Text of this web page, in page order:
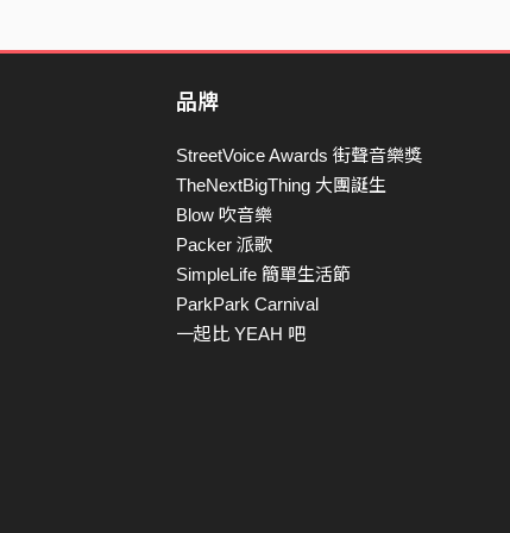
品牌
StreetVoice Awards 街聲音樂獎
TheNextBigThing 大團誕生
Blow 吹音樂
Packer 派歌
SimpleLife 簡單生活節
ParkPark Carnival
一起比 YEAH 吧